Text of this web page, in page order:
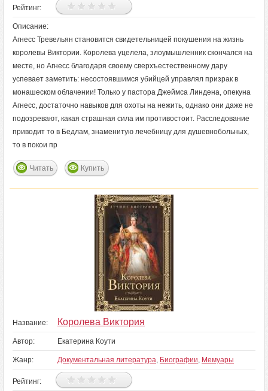
Рейтинг:
Описание:
Агнесс Тревельян становится свидетельницей покушения на жизнь
королевы Виктории. Королева уцелела, злоумышленник скончался на
месте, но Агнесс благодаря своему сверхъестественному дару
успевает заметить: несостоявшимся убийцей управлял призрак в
монашеском облачении! Только у пастора Джеймса Линдена, опекуна
Агнесс, достаточно навыков для охоты на нежить, однако они даже не
подозревают, какая страшная сила им противостоит. Расследование
приводит то в Бедлам, знаменитую лечебницу для душевнобольных,
то в покои пр
Читать Купить
Название: Королева Виктория
Автор: Екатерина Коути
Жанр: Документальная литература, Биографии, Мемуары
Рейтинг: